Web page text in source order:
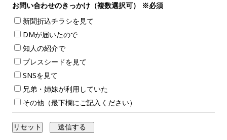
お問い合わせのきっかけ（複数選択可）
※必須
新聞折込チラシを見て
DMが届いたので
知人の紹介で
プレスシードを見て
SNSを見て
兄弟・姉妹が利用していた
その他（最下欄にご記入ください）